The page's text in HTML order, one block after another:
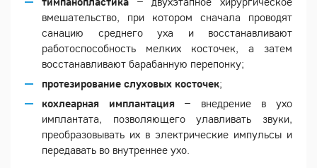
вмешательство, при котором сначала проводят
санацию среднего уха и восстанавливают
работоспособность мелких косточек, а затем
восстанавливают барабанную перепонку;
протезирование слуховых косточек;
кохлеарная имплантация – внедрение в ухо
имплантата, позволяющего улавливать звуки,
преобразовывать их в электрические импульсы и
передавать во внутреннее ухо.